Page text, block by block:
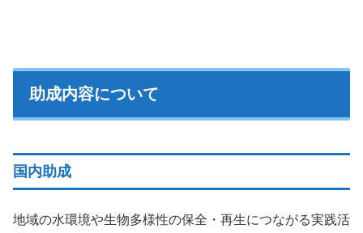
助成内容について
国内助成
地域の水環境や生物多様性の保全・再生につながる実践活